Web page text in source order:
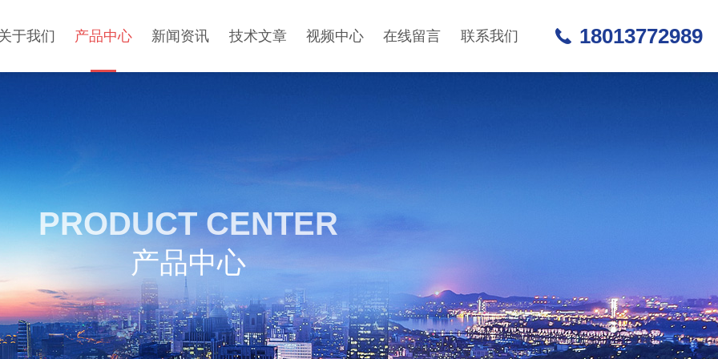
于我们 产品中心 新闻资讯 技术文章 视频中心 在线留言 联系我们 18013772989
PRODUCT CENTER
产品中心